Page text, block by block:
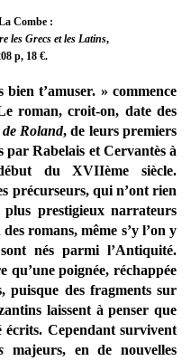
Combe :
les Grecs et les Latins,
p, 18 €.
t’amuser. » commence
roman, croit-on, date des
Roland, de leurs premiers
par Rabelais et Cervantès à
du XVIIème siècle.
précurseurs, qui n’ont rien
prestigieux narrateurs
romans, même s’y l’on y
nés parmi l’Antiquité.
qu’une poignée, réchappée
puisque des fragments sur
laissent à penser que
écrits. Cependant survivent
majeurs, en de nouvelles